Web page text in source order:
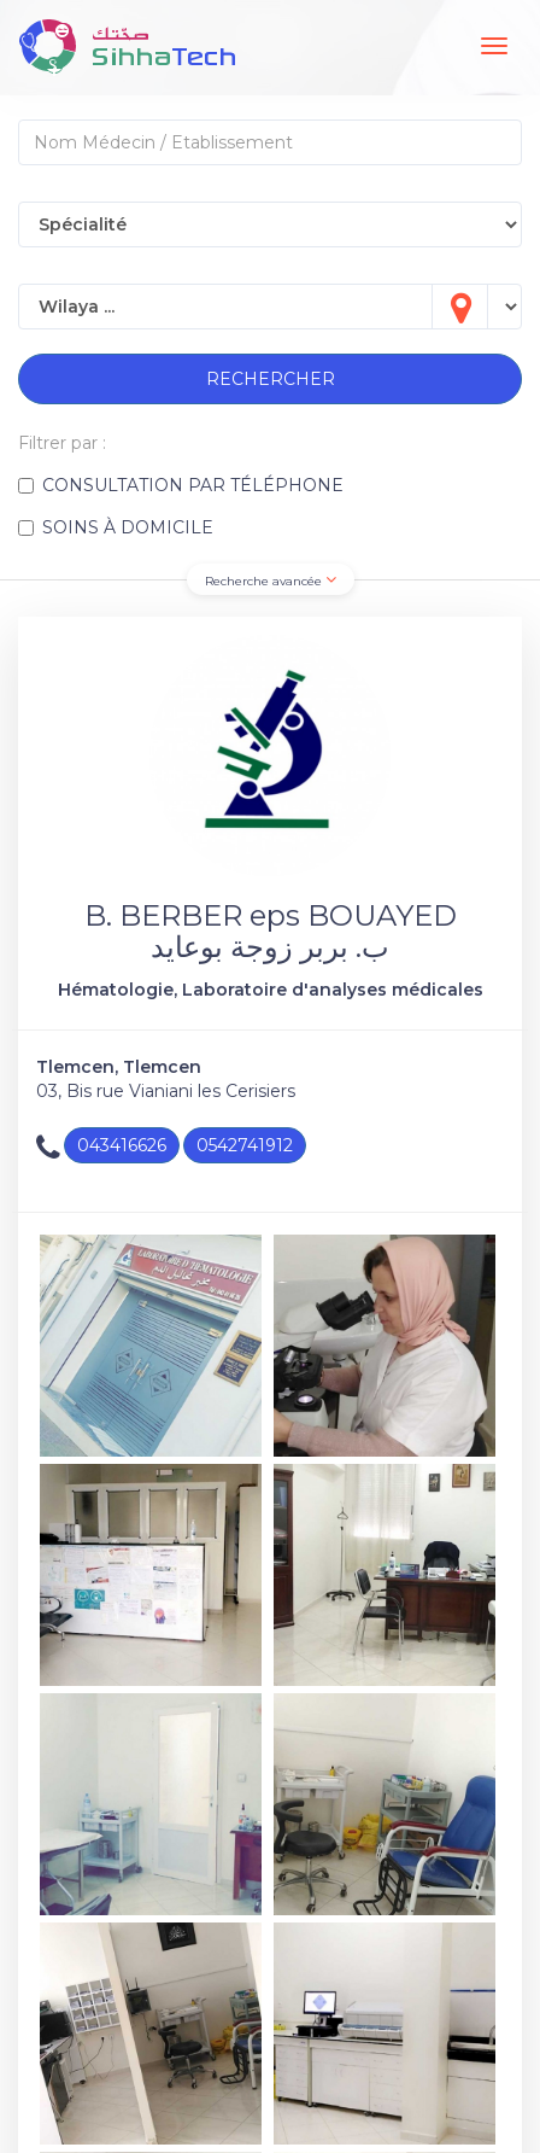
RECHERCHER
Filtrer par :
CONSULTATION PAR TÉLÉPHONE
SOINS À DOMICILE
Recherche avancée
B. BERBER eps BOUAYED
ب. بربر زوجة بوعايد
Hématologie, Laboratoire d'analyses médicales
Tlemcen, Tlemcen
03, Bis rue Vianiani les Cerisiers
043416626 0542741912